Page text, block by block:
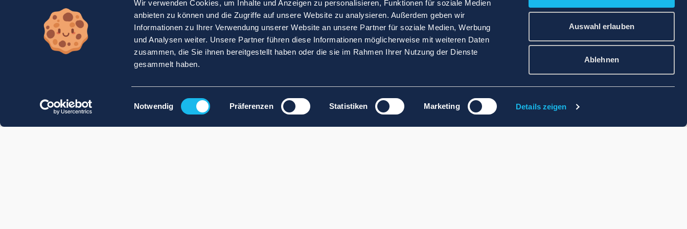
Wir verwenden Cookies, um Inhalte und Anzeigen zu personalisieren, Funktionen für soziale Medien
anbieten zu können und die Zugriffe auf unsere Website zu analysieren. Außerdem geben wir
Informationen zu Ihrer Verwendung unserer Website an unsere Partner für soziale Medien, Werbung
und Analysen weiter. Unsere Partner führen diese Informationen möglicherweise mit weiteren Daten
zusammen, die Sie ihnen bereitgestellt haben oder die sie im Rahmen Ihrer Nutzung der Dienste
gesammelt haben.
Einwilligungsauswahl
Notwendig Präferenzen Statistiken Marketing Details zeigen
Auswahl erlauben
Ablehnen